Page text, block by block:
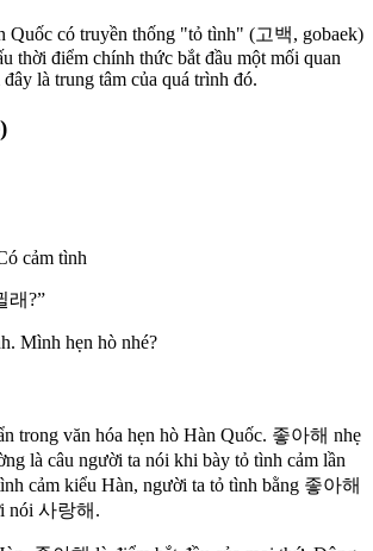
Quốc có truyền thống "tỏ tình" (고백, gobaek)
thời điểm chính thức bắt đầu một mối quan
là trung tâm của quá trình đó.
cảm tình
래?”
Mình hẹn hò nhé?
trong văn hóa hẹn hò Hàn Quốc. 좋아해 nhẹ
là câu người ta nói khi bày tỏ tình cảm lần
cảm kiểu Hàn, người ta tỏ tình bằng 좋아해
nói 사랑해.